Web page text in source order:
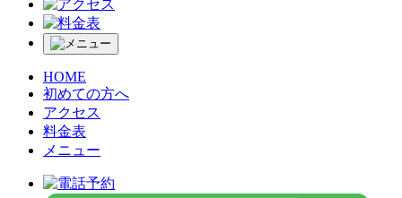
HOME
初めての方へ
アクセス
料金表
メニュー